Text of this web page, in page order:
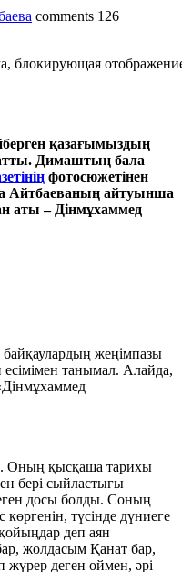
comments 126
блокирующая
қазағымыздың
Димаштың бала
фотосюжетінен
Айтбаеваның айтуынша
аты – Дінмұхаммед
жеңімпазы
танымал. Алайда,
Оның қысқаша тарихы
бері сыйластығы
досы болды. Соның
көргенін, түсінде дүниеге
деп аян
жолдасым Қанат бар,
жүрер деген оймен, әрі